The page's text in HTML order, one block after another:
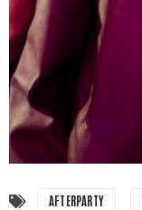
AFTERPARTY